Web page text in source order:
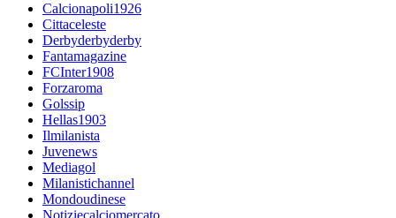
Calcionapoli1926
Cittaceleste
Derbyderbyderby
Fantamagazine
FCInter1908
Forzaroma
Golssip
Hellas1903
Ilmilanista
Juvenews
Mediagol
Milanistichannel
Mondoudinese